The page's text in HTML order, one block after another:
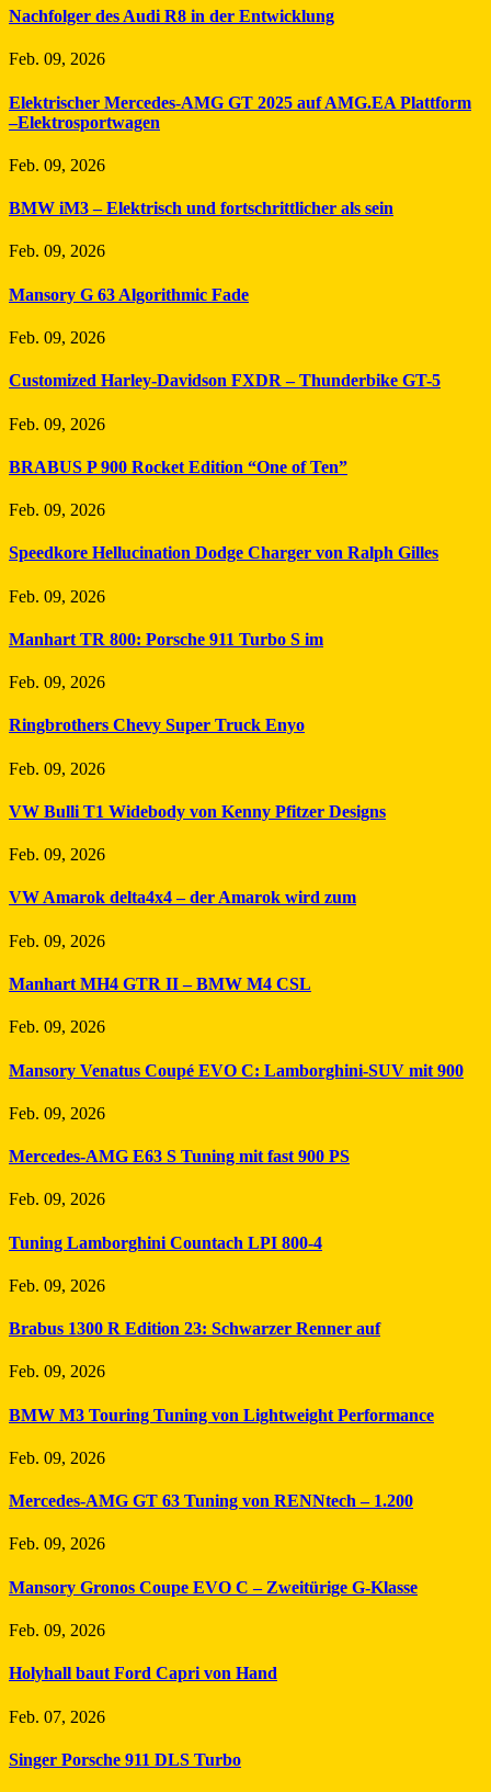
Nachfolger des Audi R8 in der Entwicklung
Feb. 09, 2026
Elektrischer Mercedes-AMG GT 2025 auf AMG.EA Plattform
–Elektrosportwagen
Feb. 09, 2026
BMW iM3 – Elektrisch und fortschrittlicher als sein
Feb. 09, 2026
Mansory G 63 Algorithmic Fade
Feb. 09, 2026
Customized Harley-Davidson FXDR – Thunderbike GT-5
Feb. 09, 2026
BRABUS P 900 Rocket Edition “One of Ten”
Feb. 09, 2026
Speedkore Hellucination Dodge Charger von Ralph Gilles
Feb. 09, 2026
Manhart TR 800: Porsche 911 Turbo S im
Feb. 09, 2026
Ringbrothers Chevy Super Truck Enyo
Feb. 09, 2026
VW Bulli T1 Widebody von Kenny Pfitzer Designs
Feb. 09, 2026
VW Amarok delta4x4 – der Amarok wird zum
Feb. 09, 2026
Manhart MH4 GTR II – BMW M4 CSL
Feb. 09, 2026
Mansory Venatus Coupé EVO C: Lamborghini-SUV mit 900
Feb. 09, 2026
Mercedes-AMG E63 S Tuning mit fast 900 PS
Feb. 09, 2026
Tuning Lamborghini Countach LPI 800-4
Feb. 09, 2026
Brabus 1300 R Edition 23: Schwarzer Renner auf
Feb. 09, 2026
BMW M3 Touring Tuning von Lightweight Performance
Feb. 09, 2026
Mercedes-AMG GT 63 Tuning von RENNtech – 1.200
Feb. 09, 2026
Mansory Gronos Coupe EVO C – Zweitürige G-Klasse
Feb. 09, 2026
Holyhall baut Ford Capri von Hand
Feb. 07, 2026
Singer Porsche 911 DLS Turbo